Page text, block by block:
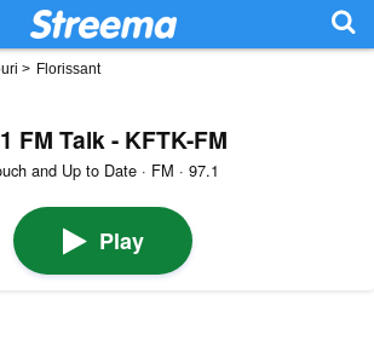
> Florissant
FM Talk - KFTK-FM
and Up to Date · FM · 97.1
Play